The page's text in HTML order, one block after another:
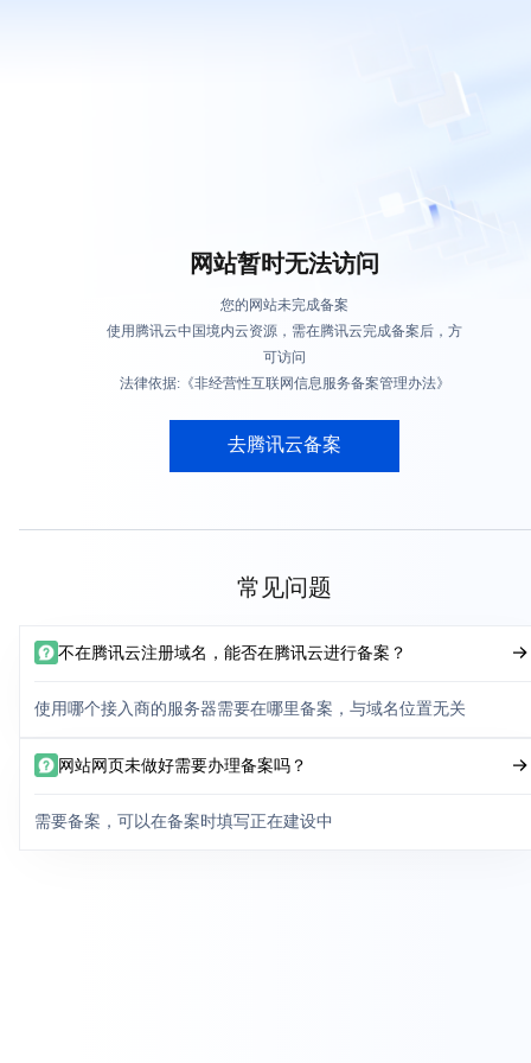
网站暂时无法访问
您的网站未完成备案
使用腾讯云中国境内云资源，需在腾讯云完成备案后，方
可访问
法律依据:《非经营性互联网信息服务备案管理办法》
去腾讯云备案
常见问题
不在腾讯云注册域名，能否在腾讯云进行备案？
使用哪个接入商的服务器需要在哪里备案，与域名位置无关
网站网页未做好需要办理备案吗？
需要备案，可以在备案时填写正在建设中